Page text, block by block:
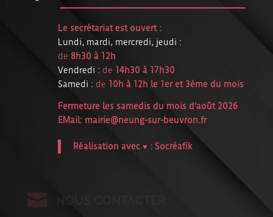
Le secrétariat est ouvert :
Lundi, mardi, mercredi, jeudi :
de 8h30 à 12h
Vendredi : de 14h30 à 17h30
Samedi : de 10h à 12h le 1er et 3ème du mois
Fermeture les samedis du mois d’août 2026
EMail: mairie@neung-sur-beuvron.fr
Réalisation avec ♥ : Socréafik
